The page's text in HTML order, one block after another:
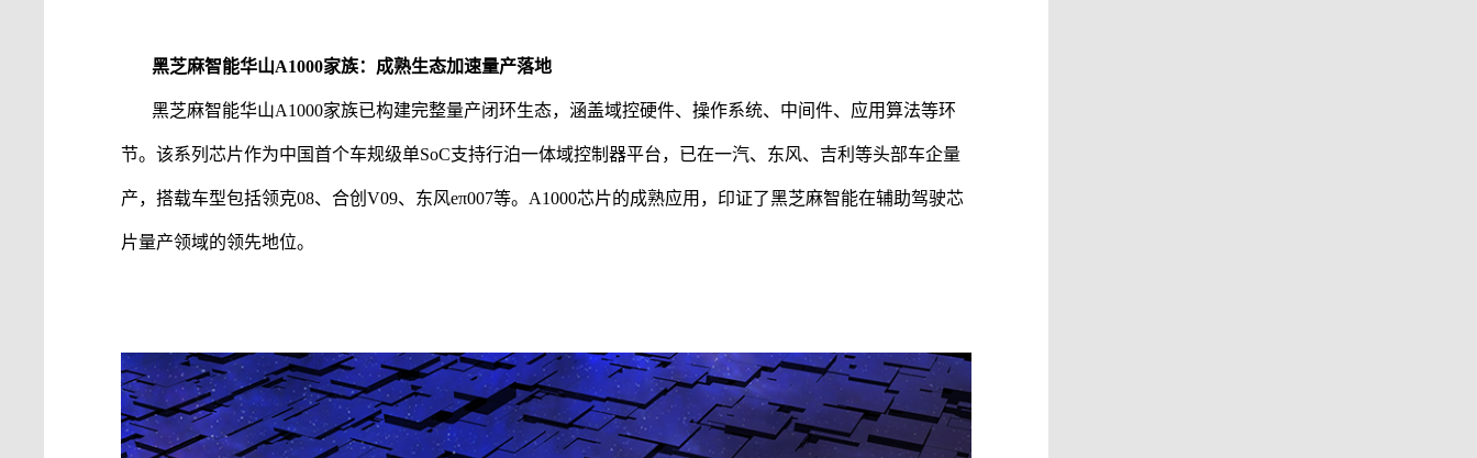
黑芝麻智能华山A1000家族：成熟生态加速量产落地
黑芝麻智能华山A1000家族已构建完整量产闭环生态，涵盖域控硬件、操作系统、中间件、应用算法等环
节。该系列芯片作为中国首个车规级单SoC支持行泊一体域控制器平台，已在一汽、东风、吉利等头部车企量
产，搭载车型包括领克08、合创V09、东风eπ007等。A1000芯片的成熟应用，印证了黑芝麻智能在辅助驾驶芯
片量产领域的领先地位。